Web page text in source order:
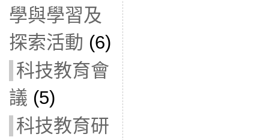
學與學習及
探索活動 (6)
科技教育會
議 (5)
科技教育研